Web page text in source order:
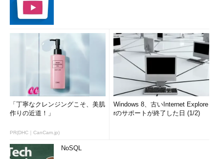
「丁寧なクレンジングこそ、美肌
作りの近道！」
PR(DHC｜CanCam.jp)
Windows 8、古いInternet Explore
rのサポートが終了した日 (1/2)
NoSQL